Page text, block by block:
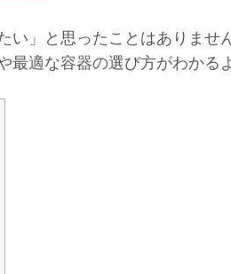
い」と思ったことはありま
適な容器の選び方がわか